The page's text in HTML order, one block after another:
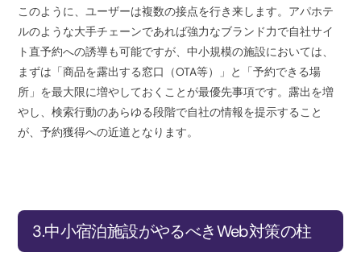
このように、ユーザーは複数の接点を行き来します。アパホテ
ルのような大手チェーンであれば強力なブランド力で自社サイ
ト直予約への誘導も可能ですが、中小規模の施設においては、
まずは「商品を露出する窓口（OTA等）」と「予約できる場
所」を最大限に増やしておくことが最優先事項です。露出を増
やし、検索行動のあらゆる段階で自社の情報を提示すること
が、予約獲得への近道となります。
3.中小宿泊施設がやるべきWeb対策の柱